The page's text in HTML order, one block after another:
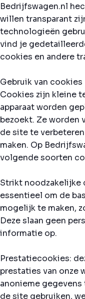
Bedrijfswagen.nl
willen transparant
technologieën
vind je
cookies en andere
Gebruik van cookies
Cookies zijn kleine
apparaat worden
bezoekt. Ze worden
de site te
maken. Op
volgende soorten
Strikt noodzakelijke
essentieel om de
mogelijk te maken,
Deze slaan geen
informatie op.
Prestatiecookies:
prestaties van onze
anonieme gegevens
de site gebruiken,